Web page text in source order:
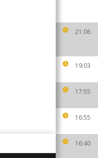
21:06
19:03
17:55
16:55
16:40